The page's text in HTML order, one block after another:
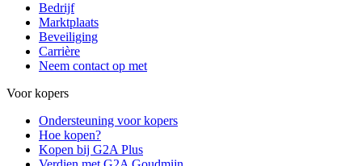
Bedrijf
Marktplaats
Beveiliging
Carrière
Neem contact op met
Voor kopers
Ondersteuning voor kopers
Hoe kopen?
Kopen bij G2A Plus